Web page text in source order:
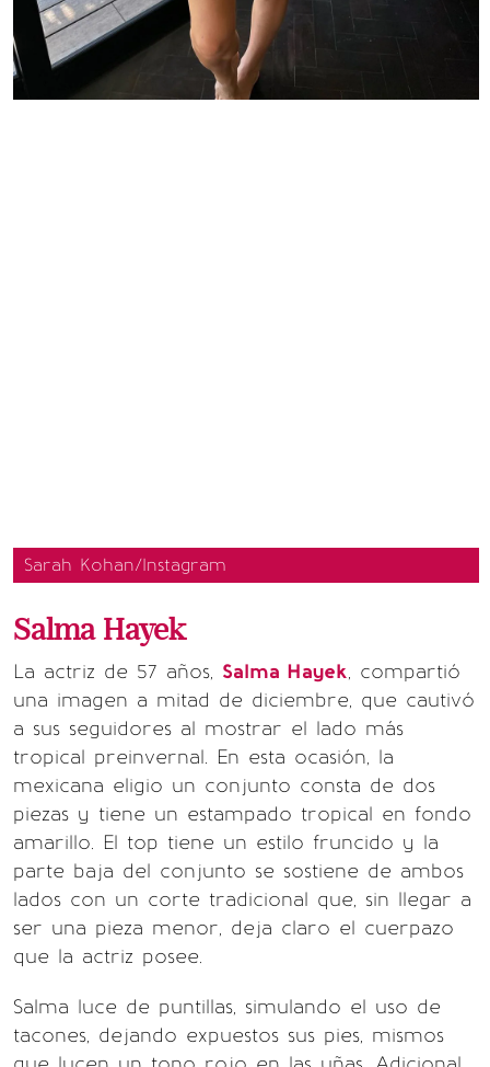
Sarah Kohan/Instagram
Salma Hayek
La actriz de 57 años, Salma Hayek, compartió
una imagen a mitad de diciembre, que cautivó
a sus seguidores al mostrar el lado más
tropical preinvernal. En esta ocasión, la
mexicana eligio un conjunto consta de dos
piezas y tiene un estampado tropical en fondo
amarillo. El top tiene un estilo fruncido y la
parte baja del conjunto se sostiene de ambos
lados con un corte tradicional que, sin llegar a
ser una pieza menor, deja claro el cuerpazo
que la actriz posee.
Salma luce de puntillas, simulando el uso de
tacones, dejando expuestos sus pies, mismos